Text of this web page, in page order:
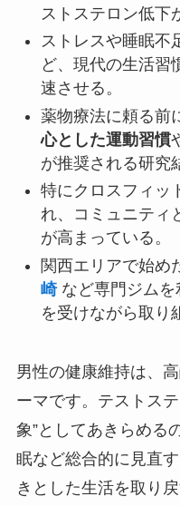
ストステロン低下
ストレスや睡眠不
ど、現代の生活習
速させる。
薬物療法に頼る前
心とした運動習慣
が推奨される研究
特にクロスフィッ
れ、コミュニティ
が高まっている。
関西エリアで始め
崎など専門ジムを
を受けながら取り
男性の健康維持は、
ーマです。テストス
象”としてあきらめる
眠など総合的に見直
きとした生活を取り